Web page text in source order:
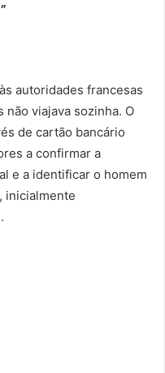
autoridades francesas
não viajava sozinha. O
de cartão bancário
a confirmar a
e a identificar o homem
inicialmente